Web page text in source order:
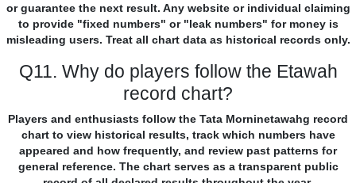
or guarantee the next result. Any website or individual claiming
to provide "fixed numbers" or "leak numbers" for money is
misleading users. Treat all chart data as historical records only.
Q11. Why do players follow the Etawah
record chart?
Players and enthusiasts follow the Tata Morninetawahg record
chart to view historical results, track which numbers have
appeared and how frequently, and review past patterns for
general reference. The chart serves as a transparent public